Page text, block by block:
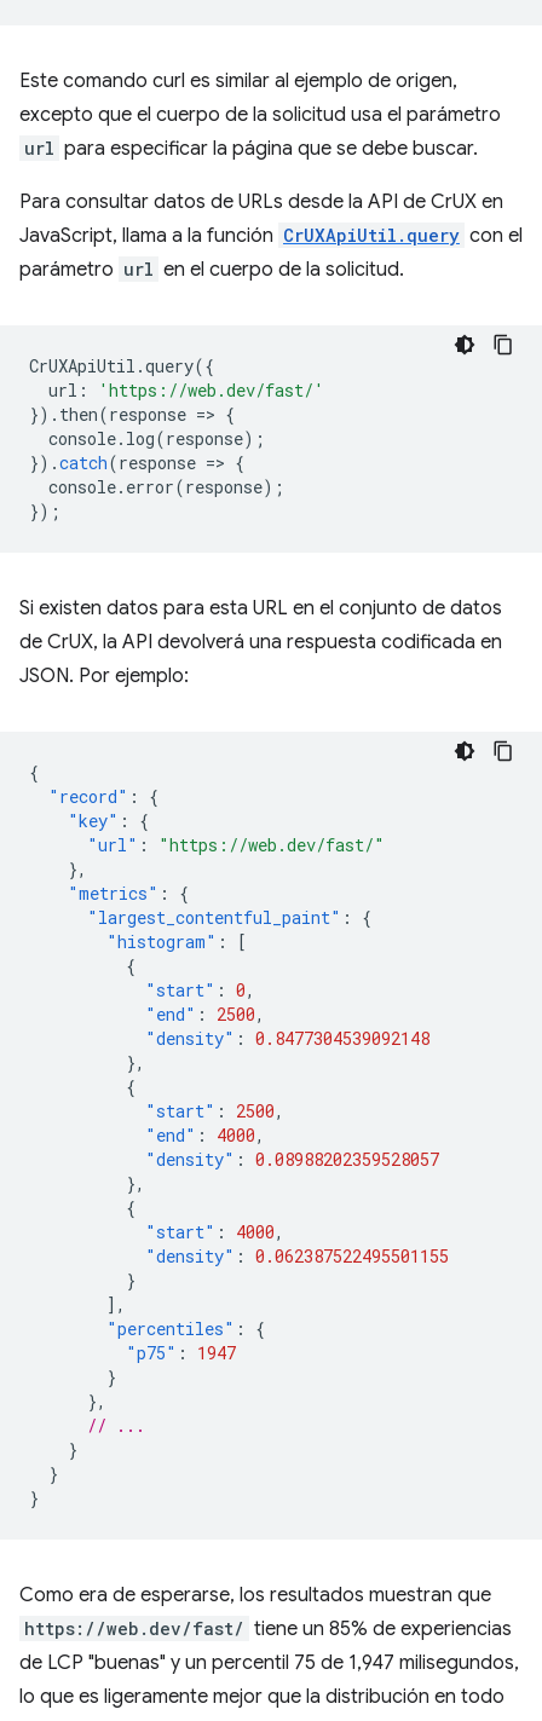
Este comando curl es similar al ejemplo de origen,
excepto que el cuerpo de la solicitud usa el parámetro
url para especificar la página que se debe buscar.
Para consultar datos de URLs desde la API de CrUX en
JavaScript, llama a la función CrUXApiUtil.query con el
parámetro url en el cuerpo de la solicitud.
CrUXApiUtil .query({
url :
'https://web.dev/fast/'
}). then(response => {
console. log(response);
}).catch(response => {
console. error(response);
});
Si existen datos para esta URL en el conjunto de datos
de CrUX, la API devolverá una respuesta codificada en
JSON. Por ejemplo:
{
"record" :
{
"key" :
{
"url" :
"https://web.dev/fast/"
},
"metrics" :
{
"largest_contentful_paint" :
{
"histogram" :
[
{
"start" : 0,
"end" : 2500,
"density" : 0.8477304539092148
},
{
"start" : 2500,
"end" : 4000,
"density" : 0.08988202359528057
},
{
"start" : 4000,
"density" : 0.062387522495501155
}
],
"percentiles" :
{
"p75" :
1947
}
},
// ...
}
}
}
Como era de esperarse, los resultados muestran que
https://web.dev/fast/ tiene un 85% de experiencias
de LCP "buenas" y un percentil 75 de 1,947 milisegundos,
lo que es ligeramente mejor que la distribución en todo